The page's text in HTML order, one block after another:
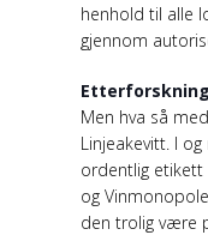
henhold til alle
gjennom
Etterforskning
Men hva så
Linjeakevitt. I
ordentlig etikett
og
den trolig være